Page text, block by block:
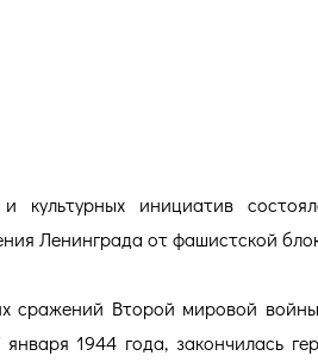
инициатив
Ленинграда от фашистской
сражений Второй мировой
1944 года, закончилась